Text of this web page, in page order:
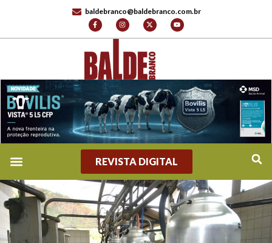
baldebranco@baldebranco.com.br
REVISTA DIGITAL